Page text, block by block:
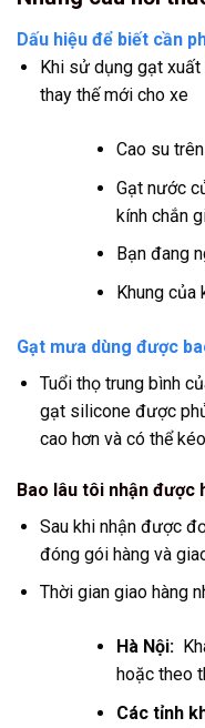
Dấu hiệu để biết cần
Khi sử dụng gạt xuất
thay thế mới cho xe
Cao su
Gạt nước
kính chắn
Bạn đang
Khung của
Gạt mưa dùng được
Tuổi thọ trung bình
gạt silicone được
cao hơn và có thể
Bao lâu tôi nhận được
Sau khi nhận được
đóng gói hàng và
Thời gian giao hàng
Hà Nội:
hoặc theo
Các tỉnh